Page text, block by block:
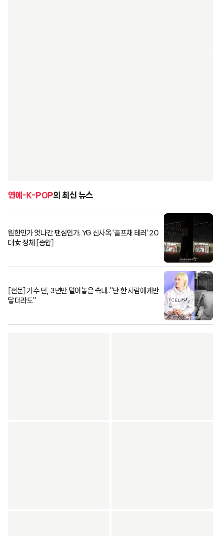
연예-K-POP의 최신 뉴스
원한인가 엇나간 팬심인가..YG 신사옥 '골프채 테러' 20
대女 정체 [종합]
[전문] 가수 던, 3년만 털어놓은 속내.."단 한 사람에게만
닿더라도"